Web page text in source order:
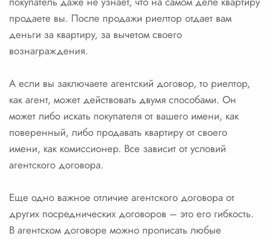
продаете вы. После продажи риелтор отдает вам
деньги за квартиру, за вычетом своего
вознаграждения.
А если вы заключаете агентский договор, то риелтор,
как агент, может действовать двумя способами. Он
может либо искать покупателя от вашего имени, как
поверенный, либо продавать квартиру от своего
имени, как комиссионер. Все зависит от условий
агентского договора.
Еще одно важное отличие агентского договора от
других посреднических договоров – это его гибкость.
В агентском договоре можно прописать любые